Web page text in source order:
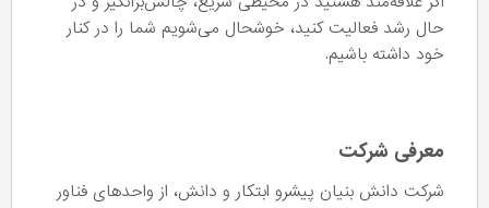
حال رشد فعالیت کنید، خوشحال می‌شویم شما را در کنار
خود داشته باشیم.
معرفی شرکت
شرکت دانش بنیان پیشرو ابتکار و دانش، از واحدهای فناور